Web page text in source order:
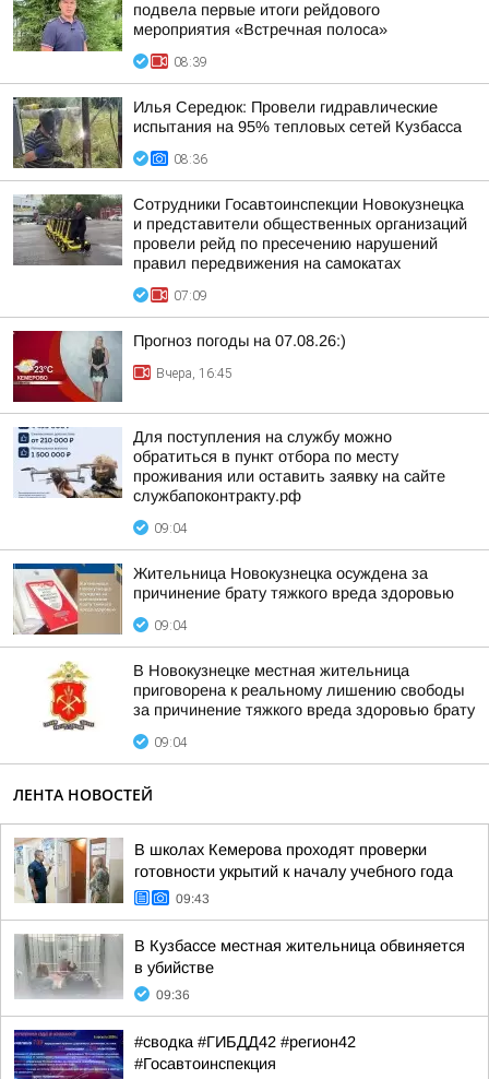
подвела первые итоги рейдового
мероприятия «Встречная полоса»
08:39
Илья Середюк: Провели гидравлические
испытания на 95% тепловых сетей Кузбасса
08:36
Сотрудники Госавтоинспекции Новокузнецка
и представители общественных организаций
провели рейд по пресечению нарушений
правил передвижения на самокатах
07:09
Прогноз погоды на 07.08.26:)
Вчера, 16:45
Для поступления на службу можно
обратиться в пункт отбора по месту
проживания или оставить заявку на сайте
службапоконтракту.рф
09:04
Жительница Новокузнецка осуждена за
причинение брату тяжкого вреда здоровью
09:04
В Новокузнецке местная жительница
приговорена к реальному лишению свободы
за причинение тяжкого вреда здоровью брату
09:04
ЛЕНТА НОВОСТЕЙ
В школах Кемерова проходят проверки
готовности укрытий к началу учебного года
09:43
В Кузбассе местная жительница обвиняется
в убийстве
09:36
#сводка #ГИБДД42 #регион42
#Госавтоинспекция